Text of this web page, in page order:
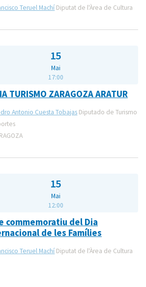
Teruel Machí Diputat de l'Àrea de Cultura
15
Mai
17:00
TURISMO ZARAGOZA ARATUR
Antonio Cuesta Tobajas Diputado de Turismo
15
Mai
12:00
commemoratiu del Dia
de les Famílies
Teruel Machí Diputat de l'Àrea de Cultura